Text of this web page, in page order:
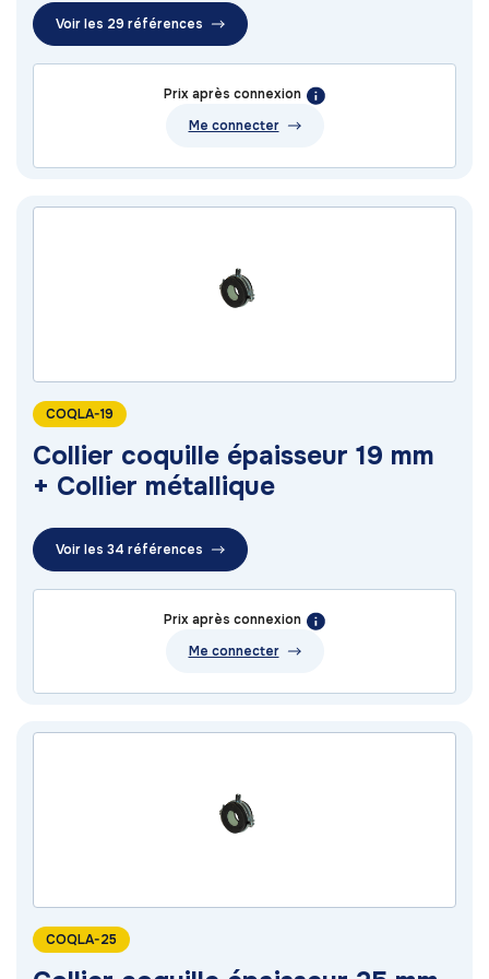
Voir les 29 références
Prix après connexion
Me connecter
COQLA-19
Collier coquille épaisseur 19 mm
+ Collier métallique
Voir les 34 références
Prix après connexion
Me connecter
COQLA-25